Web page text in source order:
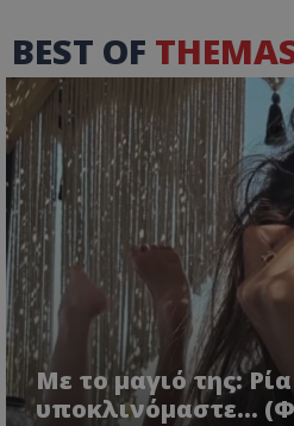
BEST OF
Με το μαγιό της:
υποκλινόμαστε…